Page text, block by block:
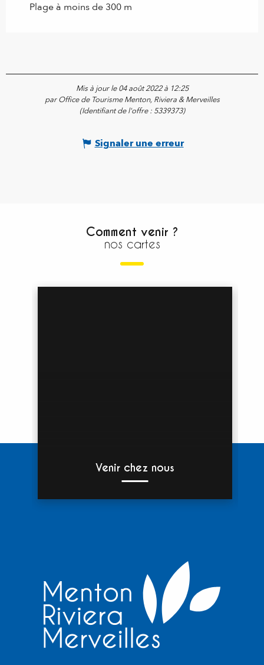
Plage à moins de 300 m
Mis à jour le 04 août 2022 à 12:25
par Office de Tourisme Menton, Riviera & Merveilles
(Identifiant de l'offre : 5339373)
Signaler une erreur
Comment venir ?
nos cartes
Venir chez nous